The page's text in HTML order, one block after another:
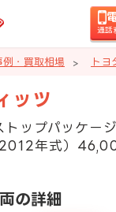
通
例・買取相場 ト
ッツ
ップパッケージ
年式）
の詳細